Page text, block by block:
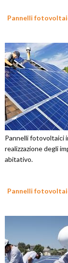
Pannelli
Pannelli fotovoltaici
realizzazione degli
abitativo.
Pannelli